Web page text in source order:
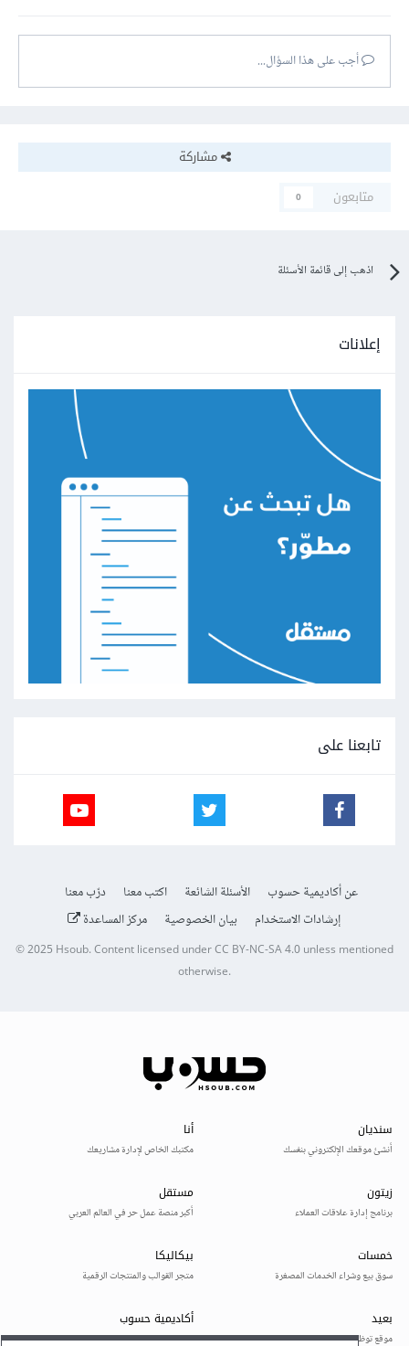
أجب على هذا السؤال...
مشاركة
متابعون
0
اذهب إلى قائمة الأسئلة
إعلانات
تابعنا على
عن أكاديمية حسوب الأسئلة الشائعة اكتب معنا
درّب معنا
إرشادات الاستخدام
بيان الخصوصية مركز المساعدة
© 2025Hsoub.Content licensed underCC BY-NC-SA 4.0unless mentioned
otherwise.